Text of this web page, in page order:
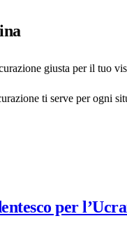
giusta per il tuo
ti serve per
per